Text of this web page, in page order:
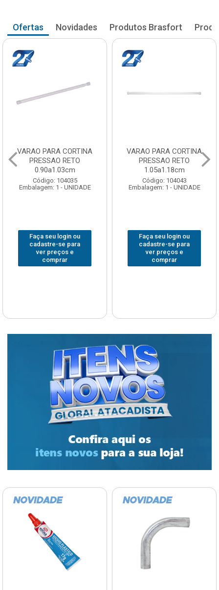
Ofertas Novidades Produtos Brasfort
VARAO PARA CORTINA
PRESSAO RETO
0.90a1.03cm
Código: 104035
Embalagem: 1 - UNIDADE
Faça seu login ou
cadastre-se para
ver preços e
comprar
VARAO PARA CORTINA
PRESSAO RETO
1.05a1.18cm
Código: 104043
Embalagem: 1 - UNIDADE
Faça seu login ou
cadastre-se para
ver preços e
comprar